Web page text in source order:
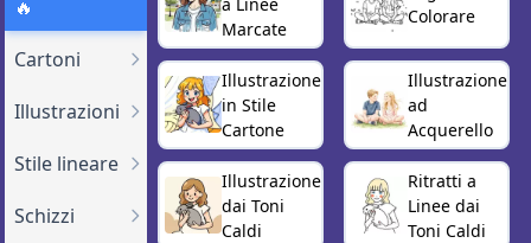
🔥
Cartoni
Illustrazioni
Stile lineare
Schizzi
Marcate
Colorare
Illustrazione
in Stile
Cartone
Illustrazione
ad
Acquerello
Illustrazione
dai Toni
Caldi
Ritratti a
Linee dai
Toni Caldi